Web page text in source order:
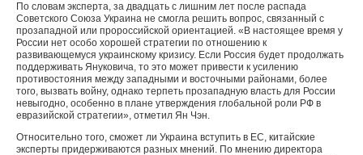
По словам эксперта, за двадцать с лишним лет после распада
Советского Союза Украина не смогла решить вопрос, связанный с
прозападной или пророссийской ориентацией. «В настоящее время у
России нет особо хорошей стратегии по отношению к
развивающемуся украинскому кризису. Если Россия будет продолжать
поддерживать Януковича, то это может привести к усилению
противостояния между западными и восточными районами, более
того, вызвать войну, однако терпеть прозападную власть для России
невыгодно, особенно в плане утверждения глобальной роли РФ в
евразийской стратегии», отметил Ян Чэн.
Относительно того, сможет ли Украина вступить в ЕС, китайские
эксперты придерживаются разных мнений. По мнению директора